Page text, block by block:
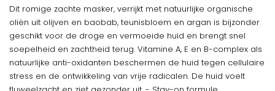
Dit romige zachte masker, verrijkt met natuurlijke organische
oliën uit olijven en baobab, teunisbloem en argan is bijzonder
geschikt voor de droge en vermoeide huid en brengt snel
soepelheid en zachtheid terug. Vitamine A, E en B-complex als
natuurlijke anti-oxidanten beschermen de huid tegen cellulaire
stress en de ontwikkeling van vrije radicalen. De huid voelt